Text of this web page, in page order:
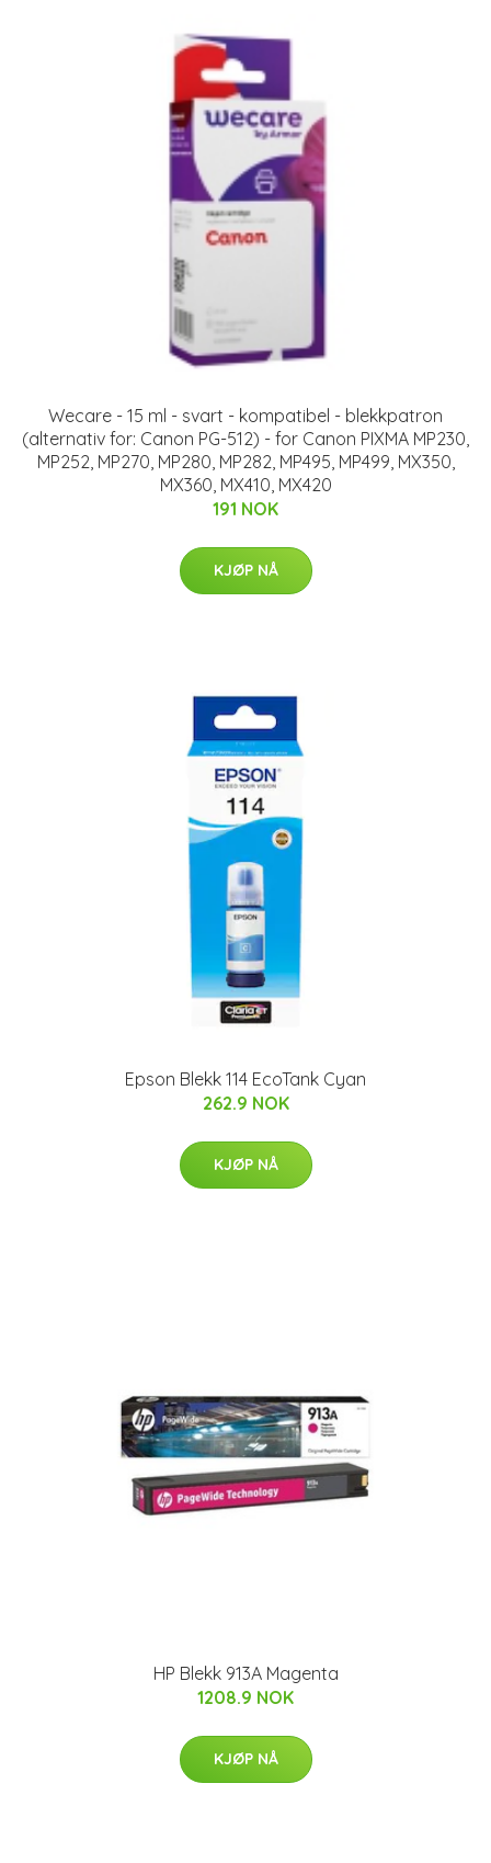
Wecare - 15 ml - svart - kompatibel - blekkpatron
(alternativ for: Canon PG-512) - for Canon PIXMA MP230,
MP252, MP270, MP280, MP282, MP495, MP499, MX350,
MX360, MX410, MX420
191 NOK
KJØP NÅ
Epson Blekk 114 EcoTank Cyan
262.9 NOK
KJØP NÅ
HP Blekk 913A Magenta
1208.9 NOK
KJØP NÅ